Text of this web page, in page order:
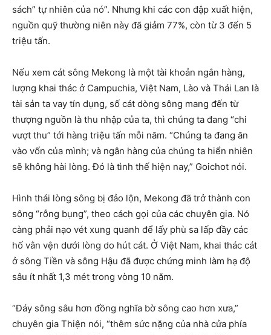
sách” tự nhiên của nó”. Nhưng khi các con đập xuất hiện,
nguồn quỹ thường niên này đã giảm 77%, còn từ 3 đến 5
triệu tấn.
Nếu xem cát sông Mekong là một tài khoản ngân hàng,
lượng khai thác ở Campuchia, Việt Nam, Lào và Thái Lan là
tài sản ta vay tín dụng, số cát dòng sông mang đến từ
thượng nguồn là thu nhập của ta, thì chúng ta đang “chi
vượt thu” tới hàng triệu tấn mỗi năm. “Chúng ta đang ăn
vào vốn của mình; và ngân hàng của chúng ta hiển nhiên
sẽ không hài lòng. Đó là tình thế hiện nay,” Goichot nói.
Hình thái lòng sông bị đảo lộn, Mekong đã trở thành con
sông “rỗng bụng”, theo cách gọi của các chuyên gia. Nó
càng phải nạo vét xung quanh để lấy phù sa lấp đầy các
hố vằn vện dưới lòng do hút cát. Ở Việt Nam, khai thác cát
ở sông Tiền và sông Hậu đã được chứng minh làm hạ độ
sâu ít nhất 1,3 mét trong vòng 10 năm.
“Đáy sông sâu hơn đồng nghĩa bờ sông cao hơn xưa,”
chuyên gia Thiện nói, “thêm sức nặng của nhà cửa phía